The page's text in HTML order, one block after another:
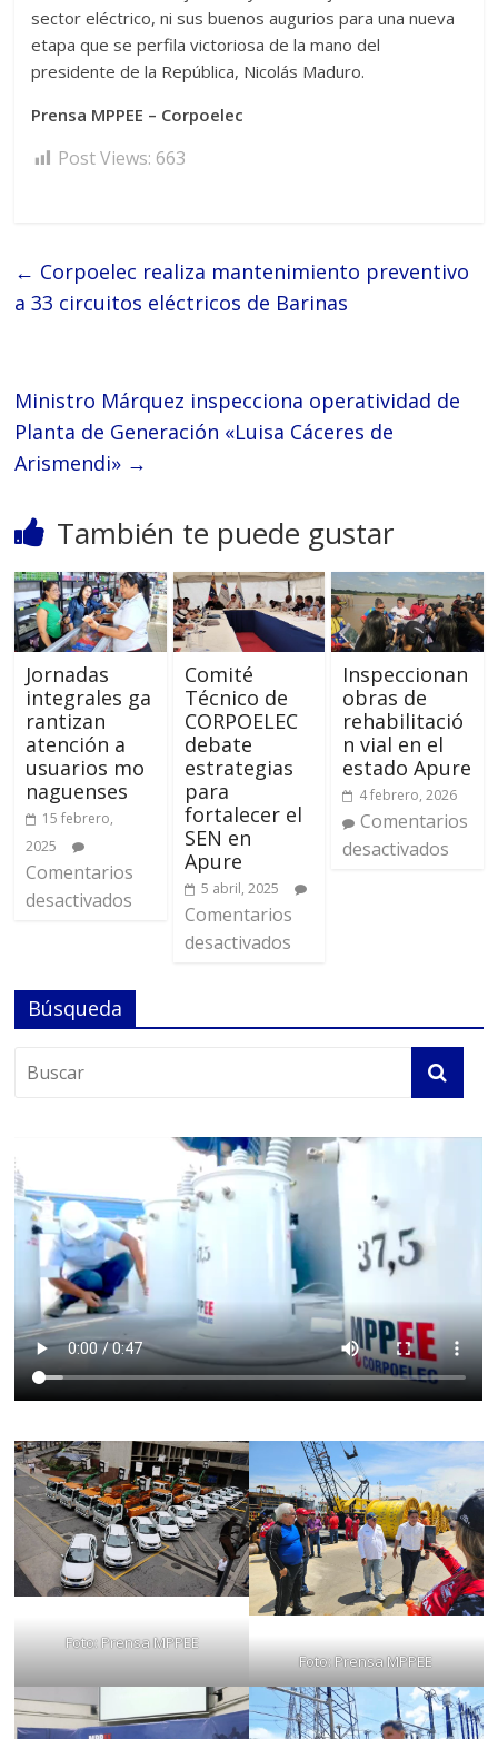
sector eléctrico, ni sus buenos augurios para una nueva
etapa que se perfila victoriosa de la mano del
presidente de la República, Nicolás Maduro.
Prensa MPPEE – Corpoelec
Post Views: 663
← Corpoelec realiza mantenimiento preventivo
a 33 circuitos eléctricos de Barinas
Ministro Márquez inspecciona operatividad de
Planta de Generación «Luisa Cáceres de
Arismendi» →
También te puede gustar
Jornadas
integrales ga
rantizan
atención a
usuarios mo
naguenses
15 febrero,
2025
Comentarios
desactivados
Comité
Técnico de
CORPOELEC
debate
estrategias
para
fortalecer el
SEN en
Apure
5 abril, 2025
Comentarios
desactivados
Inspeccionan
obras de
rehabilitació
n vial en el
estado Apure
4 febrero, 2026
Comentarios
desactivados
Búsqueda
Foto: Prensa MPPEE
Foto: Prensa MPPEE